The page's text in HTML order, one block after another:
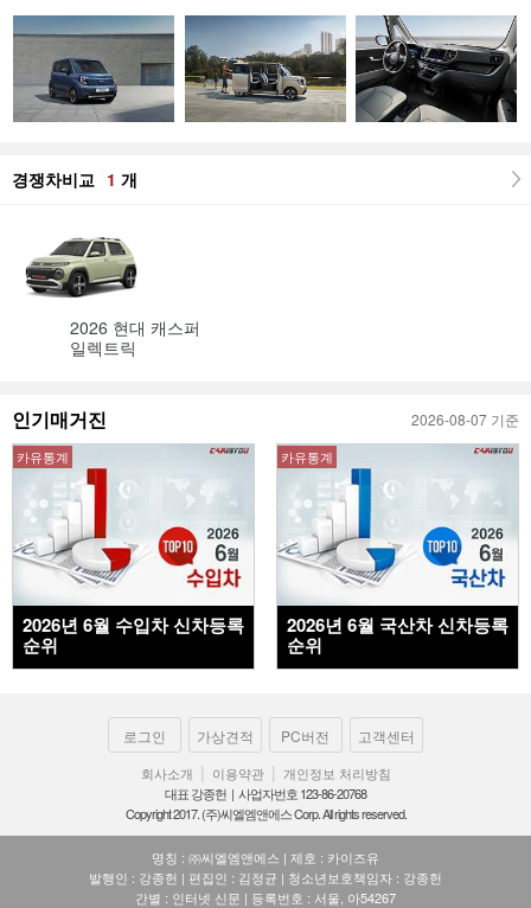
경쟁차비교 1 개
2026 현대 캐스퍼
일렉트릭
인기매거진 2026-08-07 기준
카유통계
2026년 6월 수입차 신차등록
순위
카유통계
2026년 6월 국산차 신차등록
순위
로그인 가상견적 PC버전 고객센터
회사소개 | 이용약관 | 개인정보 처리방침
대표 강종헌 | 사업자번호 123-86-20768
Copyright 2017. (주)씨엘엠앤에스 Corp. All rights reserved.
명칭 : ㈜씨엘엠앤에스 | 제호 : 카이즈유
발행인 : 강종헌 | 편집인 : 김정균 | 청소년보호책임자 : 강종헌
간별 : 인터넷 신문 | 등록번호 : 서울, 아54267